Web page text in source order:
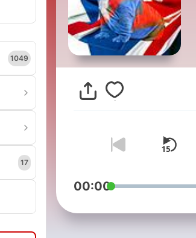
1049
17
00:00